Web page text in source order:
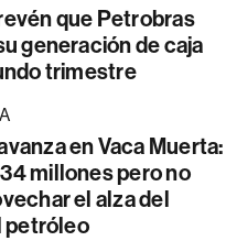
que Petrobras
generación de caja
trimestre
en Vaca Muerta:
millones pero no
el alza del
petróleo